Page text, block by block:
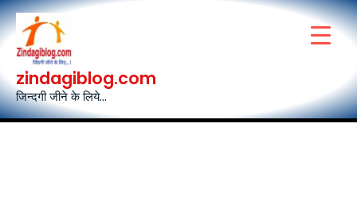
Skip
to
content
zindagiblog.com
जिन्दगी जीने के लिये...